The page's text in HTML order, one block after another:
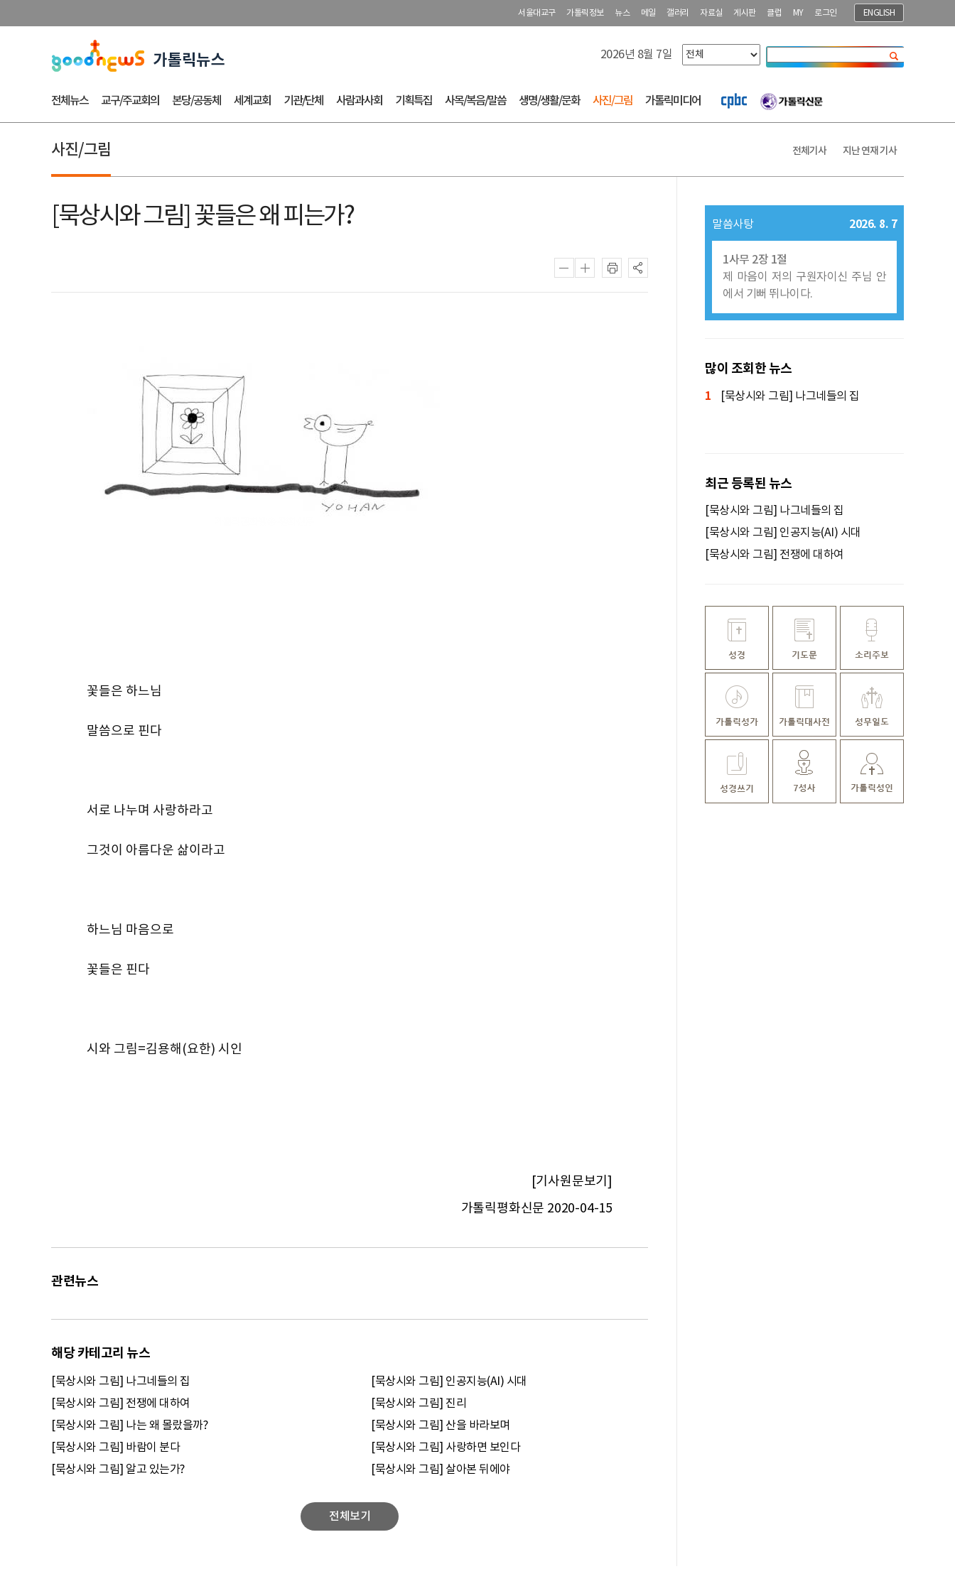
서울대교구 가톨릭정보 뉴스 메일 갤러리 자료실 게시판 클럽 MY 로그인 ENGLISH
2026년 8월 7일
전체뉴스 교구/주교회의 본당/공동체 세계교회 기관/단체 사람과사회 기획특집 사목/복음/말씀 생명/생활/문화 사진/그림 가톨릭미디어
사진/그림 전체기사 지난 연재 기사
[묵상시와 그림] 꽃들은 왜 피는가?
꽃들은 하느님
말씀으로 핀다
서로 나누며 사랑하라고
그것이 아름다운 삶이라고
하느님 마음으로
꽃들은 핀다
시와 그림=김용해(요한) 시인
[기사원문보기]
가톨릭평화신문 2020-04-15
관련뉴스
해당 카테고리 뉴스
[묵상시와 그림] 나그네들의 집
[묵상시와 그림] 인공지능(AI) 시대
[묵상시와 그림] 전쟁에 대하여
[묵상시와 그림] 진리
[묵상시와 그림] 나는 왜 몰랐을까?
[묵상시와 그림] 산을 바라보며
[묵상시와 그림] 바람이 분다
[묵상시와 그림] 사랑하면 보인다
[묵상시와 그림] 알고 있는가?
[묵상시와 그림] 살아본 뒤에야
전체보기
말씀사탕 2026. 8. 7
1사무 2장 1절
제 마음이 저의 구원자이신 주님 안
에서 기뻐 뛰나이다.
많이 조회한 뉴스
1 [묵상시와 그림] 나그네들의 집
최근 등록된 뉴스
[묵상시와 그림] 나그네들의 집
[묵상시와 그림] 인공지능(AI) 시대
[묵상시와 그림] 전쟁에 대하여